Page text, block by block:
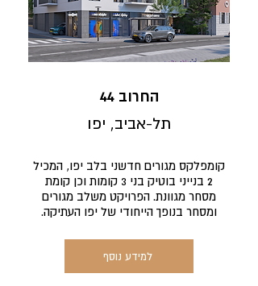
קומפלקס מגורים חדשני בלב יפו, המכיל
2 בנייני בוטיק בני 3 קומות וכן קומת
מסחר מגוונת. הפרויקט משלב מגורים
ומסחר בנופך הייחודי של יפו העתיקה.
החרוב 44
תל-אביב, יפו
למידע נוסף